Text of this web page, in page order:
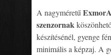
A nagyméretű
szenzornak
készítésénél, gyenge
minimális a képzaj. A